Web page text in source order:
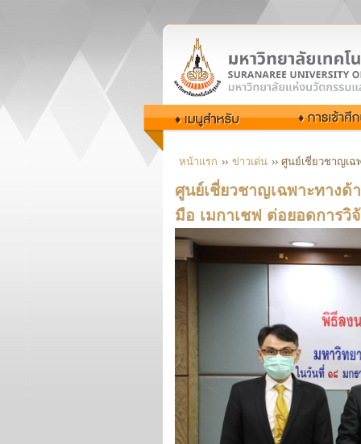
หน้าแรก ›› ข่าวเด่น ›› ศูนย์เชี่ยวชาญเ
ศูนย์เชี่ยวชาญเฉพาะทางด้
มือ เมกาเชฟ ต่อยอดการวิ